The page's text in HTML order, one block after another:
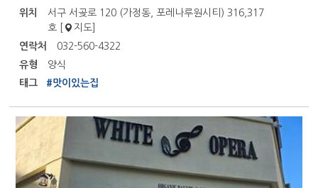
위치
서구 서곶로 120 (가정동, 포레나루원시티) 316,317
호 [
지도
연락처
032-560-4322
유형
양식
태그
#맛이있는집